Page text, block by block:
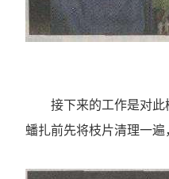
接下来的工作是对
蟠扎前先将枝片清理一